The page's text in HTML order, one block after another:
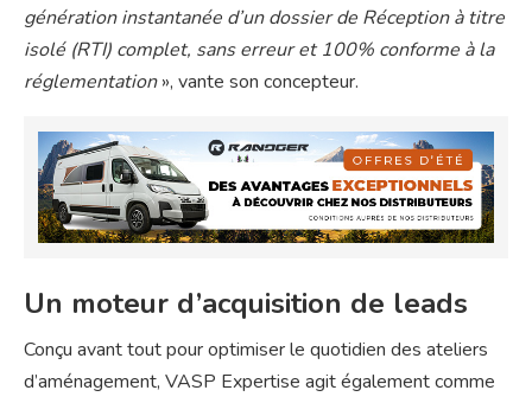
génération instantanée d’un dossier de Réception à titre
isolé (RTI) complet, sans erreur et 100% conforme à la
réglementation», vante son concepteur.
Un moteur d’acquisition de leads
Conçu avant tout pour optimiser le quotidien des ateliers
d’aménagement, VASP Expertise agit également comme